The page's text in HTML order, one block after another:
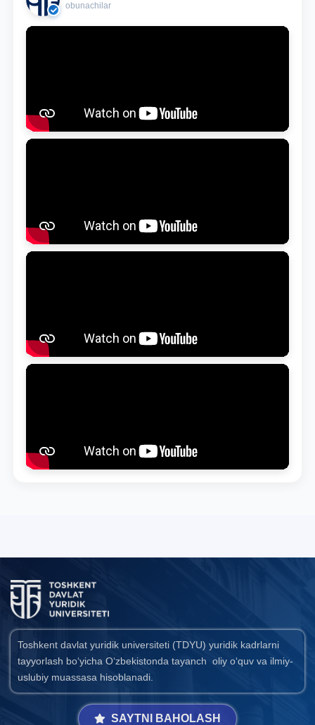
obunachilar
Toshkent davlat yuridik universiteti (TDYU) yuridik kadrlarni
tayyorlash bo‘yicha O‘zbekistonda tayanch oliy o‘quv va ilmiy-
uslubiy muassasa hisoblanadi.
SAYTNI BAHOLASH